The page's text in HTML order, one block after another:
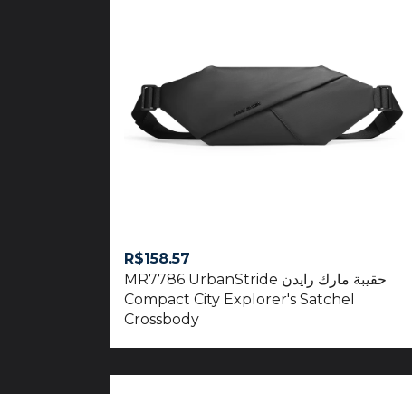
R$158.57
حقيبة مارك رايدن MR7786 UrbanStride
Compact City Explorer's Satchel
Crossbody